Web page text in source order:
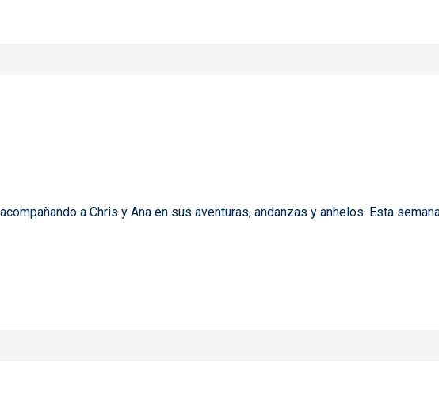
a Chris y Ana en sus aventuras, andanzas y anhelos. Esta